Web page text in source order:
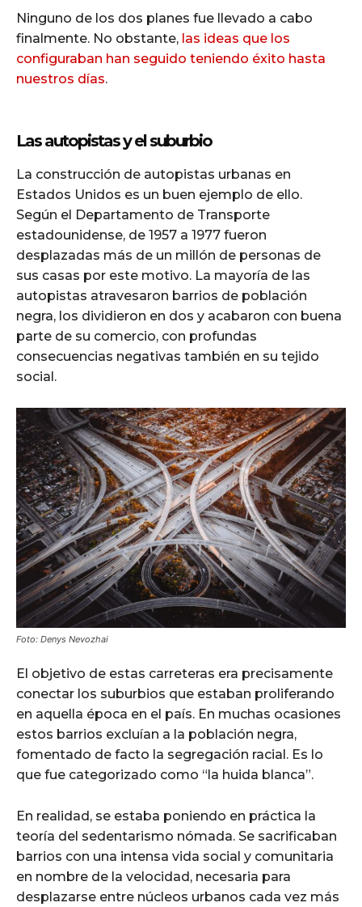
Ninguno de los dos planes fue llevado a cabo
finalmente. No obstante, las ideas que los
configuraban han seguido teniendo éxito hasta
nuestros días.
Las autopistas y el suburbio
La construcción de autopistas urbanas en
Estados Unidos es un buen ejemplo de ello.
Según el Departamento de Transporte
estadounidense, de 1957 a 1977 fueron
desplazadas más de un millón de personas de
sus casas por este motivo. La mayoría de las
autopistas atravesaron barrios de población
negra, los dividieron en dos y acabaron con buena
parte de su comercio, con profundas
consecuencias negativas también en su tejido
social.
Foto: Denys Nevozhai
El objetivo de estas carreteras era precisamente
conectar los suburbios que estaban proliferando
en aquella época en el país. En muchas ocasiones
estos barrios excluían a la población negra,
fomentado de facto la segregación racial. Es lo
que fue categorizado como “la huida blanca”.
En realidad, se estaba poniendo en práctica la
teoría del sedentarismo nómada. Se sacrificaban
barrios con una intensa vida social y comunitaria
en nombre de la velocidad, necesaria para
desplazarse entre núcleos urbanos cada vez más